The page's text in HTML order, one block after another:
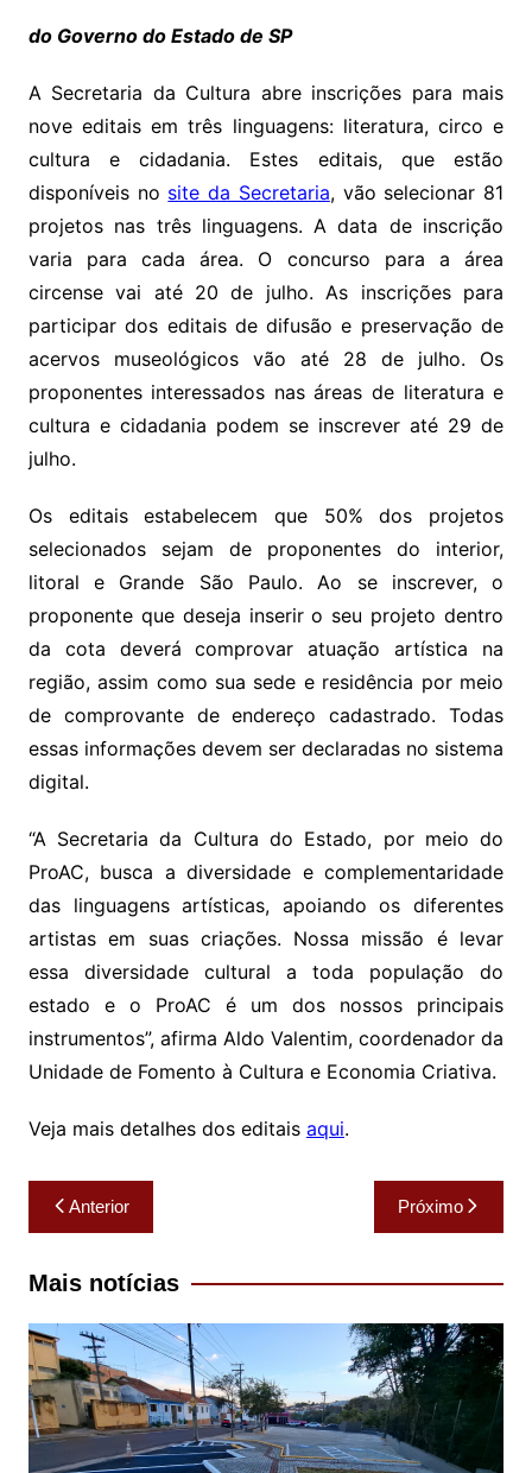
do Governo do Estado de SP
A Secretaria da Cultura abre inscrições para mais
nove editais em três linguagens: literatura, circo e
cultura e cidadania. Estes editais, que estão
disponíveis no site da Secretaria, vão selecionar 81
projetos nas três linguagens. A data de inscrição
varia para cada área. O concurso para a área
circense vai até 20 de julho. As inscrições para
participar dos editais de difusão e preservação de
acervos museológicos vão até 28 de julho. Os
proponentes interessados nas áreas de literatura e
cultura e cidadania podem se inscrever até 29 de
julho.
Os editais estabelecem que 50% dos projetos
selecionados sejam de proponentes do interior,
litoral e Grande São Paulo. Ao se inscrever, o
proponente que deseja inserir o seu projeto dentro
da cota deverá comprovar atuação artística na
região, assim como sua sede e residência por meio
de comprovante de endereço cadastrado. Todas
essas informações devem ser declaradas no sistema
digital.
“A Secretaria da Cultura do Estado, por meio do
ProAC, busca a diversidade e complementaridade
das linguagens artísticas, apoiando os diferentes
artistas em suas criações. Nossa missão é levar
essa diversidade cultural a toda população do
estado e o ProAC é um dos nossos principais
instrumentos”, afirma Aldo Valentim, coordenador da
Unidade de Fomento à Cultura e Economia Criativa.
Veja mais detalhes dos editais aqui.
Navegação
de
Post
Anterior Próximo
Mais notícias